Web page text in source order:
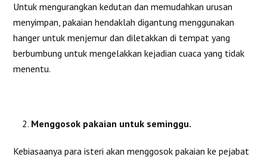
Untuk mengurangkan kedutan dan memudahkan urusan
menyimpan, pakaian hendaklah digantung menggunakan
hanger untuk menjemur dan diletakkan di tempat yang
berbumbung untuk mengelakkan kejadian cuaca yang tidak
menentu.
Menggosok pakaian untuk seminggu.
Kebiasaanya para isteri akan menggosok pakaian ke pejabat